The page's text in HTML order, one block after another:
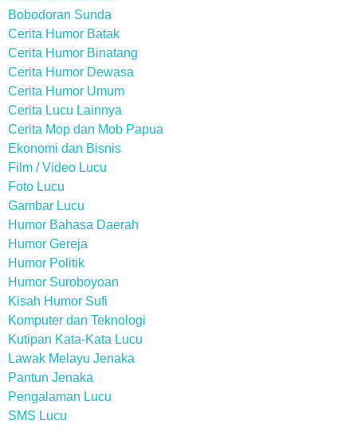
Bobodoran Sunda
Cerita Humor Batak
Cerita Humor Binatang
Cerita Humor Dewasa
Cerita Humor Umum
Cerita Lucu Lainnya
Cerita Mop dan Mob Papua
Ekonomi dan Bisnis
Film / Video Lucu
Foto Lucu
Gambar Lucu
Humor Bahasa Daerah
Humor Gereja
Humor Politik
Humor Suroboyoan
Kisah Humor Sufi
Komputer dan Teknologi
Kutipan Kata-Kata Lucu
Lawak Melayu Jenaka
Pantun Jenaka
Pengalaman Lucu
SMS Lucu